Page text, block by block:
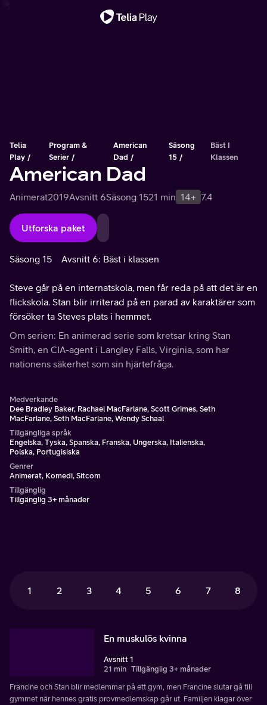
Telia
Play
Program &
Serier
American
Dad
Säsong
15
Bäst I
Klassen
American Dad
Animerat2019Avsnitt 6Säsong 1521 min 14+ 7.4
Utforska paket
Säsong 15 Avsnitt 6: Bäst i klassen
Steve går på en internatskola, men får reda på att det är en
flickskola. Stan blir irriterad på en parad av karaktärer som
försöker ta Steves plats i hemmet.
Om serien: En animerad serie som kretsar kring Stan
Smith, en CIA-agent i Langley Falls, Virginia, som har
nationens säkerhet som sin hjärtefråga.
Medverkande
Dee Bradley Baker, Rachael MacFarlane, Scott Grimes, Seth
MacFarlane, Seth MacFarlane, Wendy Schaal
Tillgängliga språk
Engelska, Tyska, Spanska, Franska, Ungerska, Italienska,
Polska, Portugisiska
Genrer
Animerat, Komedi, Sitcom
Tillgänglig
Tillgänglig 3+ månader
1 2 3 4 5 6 7 8
En muskulös kvinna
Avsnitt 1
21 min Tillgänglig 3+ månader
Francine och Stan blir medlemmar på ett gym, men Francine slutar gå till
gymmet när hennes gratis provmedlemskap går ut. Familjen klagar över